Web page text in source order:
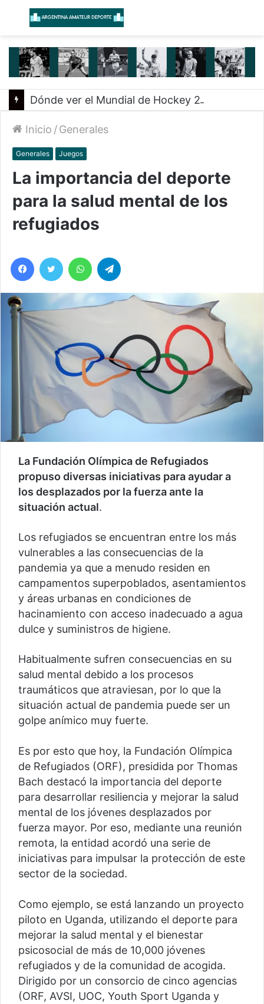
Menú
Inicio /Generales
Generales Juegos
La importancia del deporte
para la salud mental de los
refugiados
Facebook
Twitter WhatsApp
La Fundación Olímpica de Refugiados
propuso diversas iniciativas para ayudar a
los desplazados por la fuerza ante la
situación actual.
Los refugiados se encuentran entre los más
vulnerables a las consecuencias de la
pandemia ya que a menudo residen en
campamentos superpoblados, asentamientos
y áreas urbanas en condiciones de
hacinamiento con acceso inadecuado a agua
dulce y suministros de higiene.
Habitualmente sufren consecuencias en su
salud mental debido a los procesos
traumáticos que atraviesan, por lo que la
situación actual de pandemia puede ser un
golpe anímico muy fuerte.
Es por esto que hoy, la Fundación Olímpica
de Refugiados (ORF), presidida por Thomas
Bach destacó la importancia del deporte
para desarrollar resiliencia y mejorar la salud
mental de los jóvenes desplazados por
fuerza mayor. Por eso, mediante una reunión
remota, la entidad acordó una serie de
iniciativas para impulsar la protección de este
sector de la sociedad.
Como ejemplo, se está lanzando un proyecto
piloto en Uganda, utilizando el deporte para
mejorar la salud mental y el bienestar
psicosocial de más de 10,000 jóvenes
refugiados y de la comunidad de acogida.
Dirigido por un consorcio de cinco agencias
(ORF, AVSI, UOC, Youth Sport Uganda y